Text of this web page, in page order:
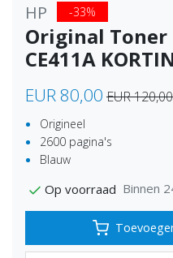
HP -33%
Original Toner
CE411A
EUR 80,00 EUR 120,00
Origineel
2600 pagina's
Blauw
Op voorraad Binnen